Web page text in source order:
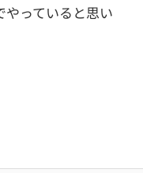
やっていると思い